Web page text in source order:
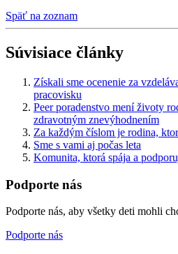
Späť na zoznam
Súvisiace články
Získali sme ocenenie za
pracovisku
Peer poradenstvo mení životy
zdravotným znevýhodnením
Za každým číslom je rodina,
Sme s vami aj počas leta
Komunita, ktorá spája a
Podporte nás
Podporte nás, aby všetky deti mohli
Podporte nás